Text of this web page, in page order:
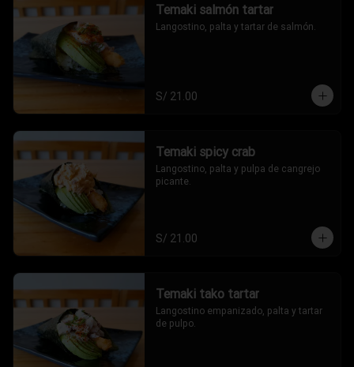
Temaki salmón tartar
Langostino, palta y tartar de salmón.
S/ 21.00
Temaki spicy crab
Langostino, palta y pulpa de cangrejo
picante.
S/ 21.00
Temaki tako tartar
Langostino empanizado, palta y tartar
de pulpo.